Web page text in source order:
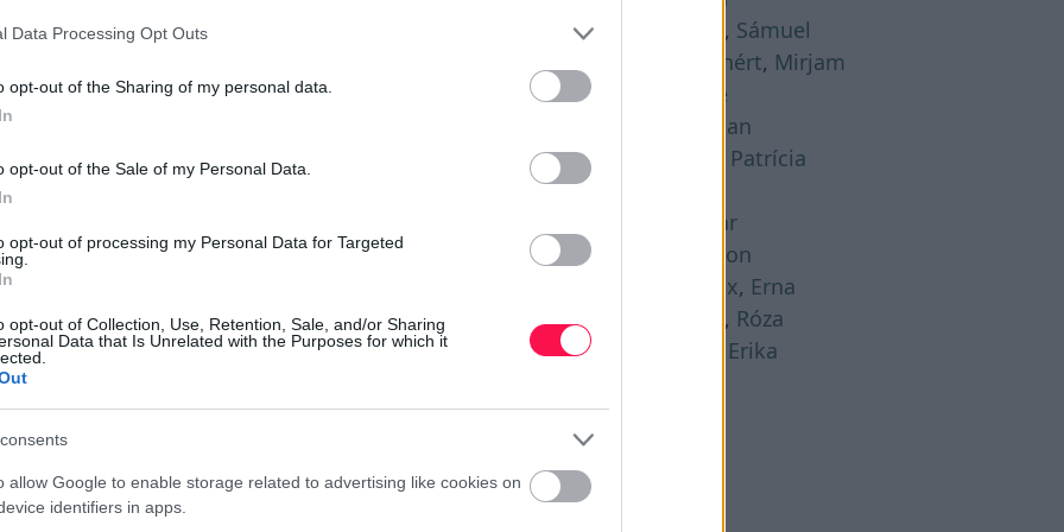
Data Processing Opt Outs
opt-out of the Sharing of my personal data.
opt-out of the Sale of my Personal Data.
opt-out of processing my Personal Data for Targeted
opt-out of Collection, Use, Retention, Sale, and/or Sharing
Data that Is Unrelated with the Purposes for which it
allow Google to enable storage related to advertising like cookies on
identifiers in apps.
örömet, jó egészséget és rengeteg szép
kívánom, hogy szeretet, boldogság és vidámság
a mai napod!
Augusztus 21. -
, Sámuel
Menyhért, Mirjam
Augusztus 23. -
Bence
Bertalan
Augusztus 25. -
Patrícia
Augusztus 26. -
Gáspár
Augusztus 28. -
Ágoston
Beatrix, Erna
Augusztus 30. -
, Róza
Augusztus 31. -
Erika